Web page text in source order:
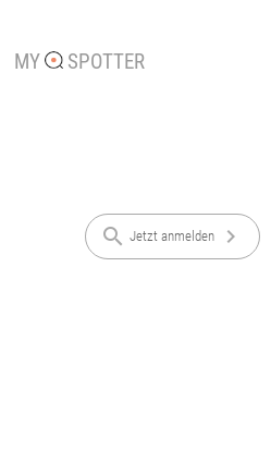
MY SPOTTER
search Jetzt anmelden chevron_right